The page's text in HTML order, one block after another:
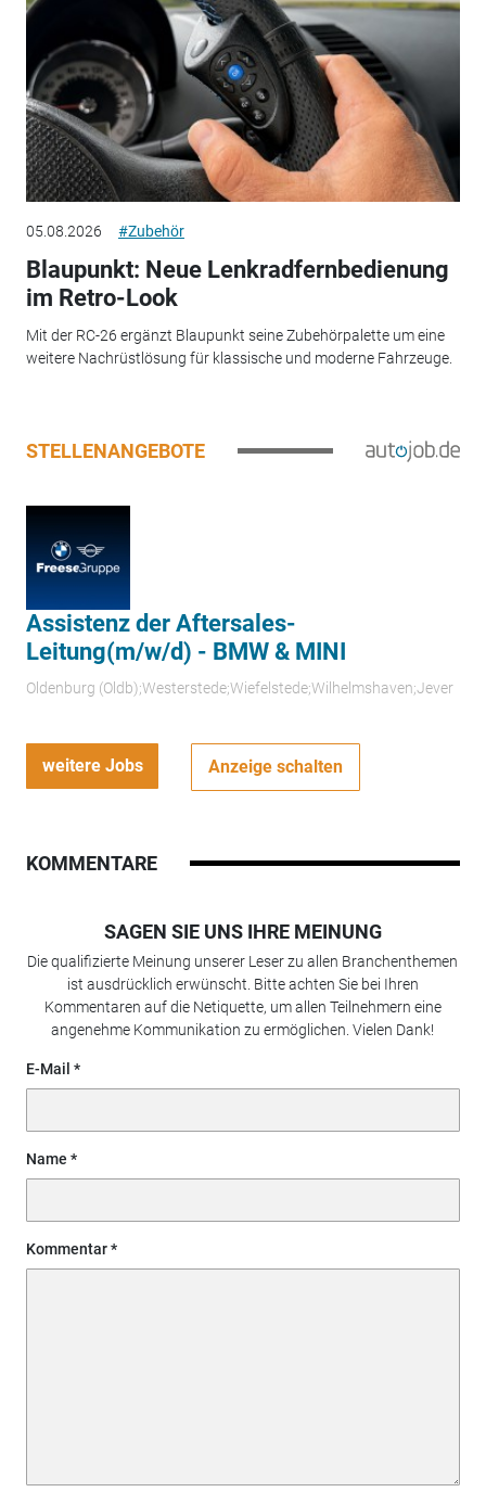
05.08.2026 #Zubehör
Blaupunkt: Neue Lenkradfernbedienung
im Retro-Look
Mit der RC-26 ergänzt Blaupunkt seine Zubehörpalette um eine
weitere Nachrüstlösung für klassische und moderne Fahrzeuge.
STELLENANGEBOTE
Assistenz der Aftersales-
Leitung(m/w/d) - BMW & MINI
Oldenburg (Oldb);Westerstede;Wiefelstede;Wilhelmshaven;Jever
weitere Jobs Anzeige schalten
KOMMENTARE
SAGEN SIE UNS IHRE MEINUNG
Die qualifizierte Meinung unserer Leser zu allen Branchenthemen
ist ausdrücklich erwünscht. Bitte achten Sie bei Ihren
Kommentaren auf die Netiquette, um allen Teilnehmern eine
angenehme Kommunikation zu ermöglichen. Vielen Dank!
E-Mail
Name
Kommentar